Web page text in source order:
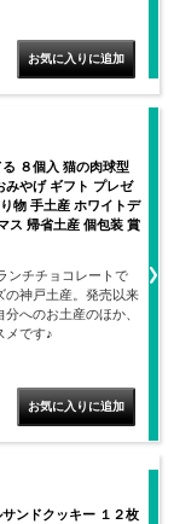
８個入 猫の肉球型
みやげ ギフト プレゼ
物 手土産 ホワイトデ
ス 帰省土産 個包装 賞
ンチチョコレートで
の神戸土産。発売以来
へのお土産のほか、
メです♪
ンドクッキー １２枚